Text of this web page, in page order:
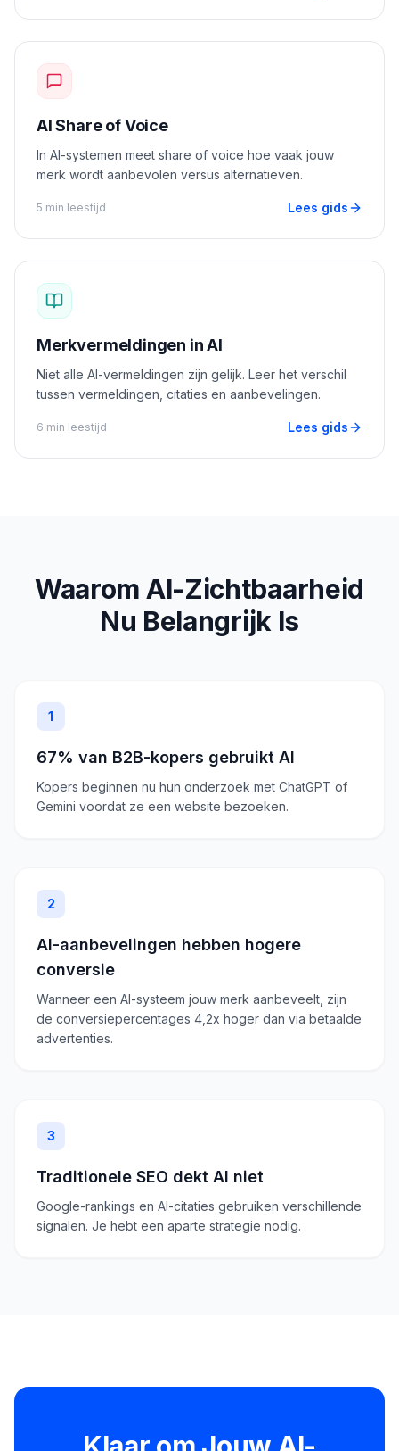
AI Share of Voice
In AI-systemen meet share of voice hoe vaak jouw
merk wordt aanbevolen versus alternatieven.
5 min leestijd Lees gids
Merkvermeldingen in AI
Niet alle AI-vermeldingen zijn gelijk. Leer het verschil
tussen vermeldingen, citaties en aanbevelingen.
6 min leestijd Lees gids
Waarom AI-Zichtbaarheid
Nu Belangrijk Is
1
67% van B2B-kopers gebruikt AI
Kopers beginnen nu hun onderzoek met ChatGPT of
Gemini voordat ze een website bezoeken.
2
AI-aanbevelingen hebben hogere
conversie
Wanneer een AI-systeem jouw merk aanbeveelt, zijn
de conversiepercentages 4,2x hoger dan via betaalde
advertenties.
3
Traditionele SEO dekt AI niet
Google-rankings en AI-citaties gebruiken verschillende
signalen. Je hebt een aparte strategie nodig.